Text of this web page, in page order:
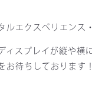
ルエクスペリエン
ィスプレイが縦や横
お待ちしております！